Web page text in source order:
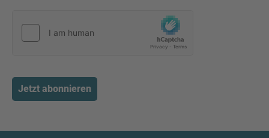
Jetzt abonnieren